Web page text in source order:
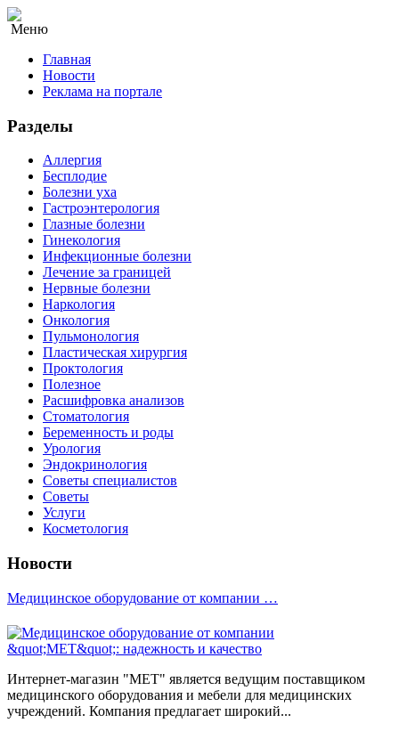
Меню
Главная
Новости
Реклама на портале
Разделы
Аллергия
Бесплодие
Болезни уха
Гастроэнтерология
Глазные болезни
Гинекология
Инфекционные болезни
Лечение за границей
Нервные болезни
Наркология
Онкология
Пульмонология
Пластическая хирургия
Проктология
Полезное
Расшифровка анализов
Стоматология
Беременность и роды
Урология
Эндокринология
Советы специалистов
Советы
Услуги
Косметология
Новости
Медицинское оборудование от компании …
Интернет-магазин "МЕТ" является ведущим поставщиком
медицинского оборудования и мебели для медицинских
учреждений. Компания предлагает широкий...